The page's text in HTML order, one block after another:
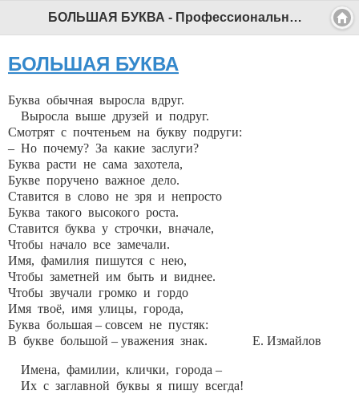
БОЛЬШАЯ БУКВА - Профессиональный педагог
БОЛЬШАЯ БУКВА
Буква обычная выросла вдруг.
Выросла выше друзей и подруг.
Смотрят с почтеньем на букву подруги:
– Но почему? За какие заслуги?
Буква расти не сама захотела,
Букве поручено важное дело.
Ставится в слово не зря и непросто
Буква такого высокого роста.
Ставится буква у строчки, вначале,
Чтобы начало все замечали.
Имя, фамилия пишутся с нею,
Чтобы заметней им быть и виднее.
Чтобы звучали громко и гордо
Имя твоё, имя улицы, города,
Буква большая – совсем не пустяк:
В букве большой – уважения знак. Е. Измайлов
Имена, фамилии, клички, города –
Их с заглавной буквы я пишу всегда!